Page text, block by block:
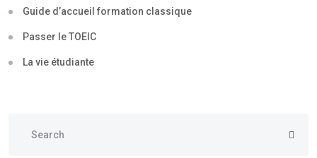
Guide d’accueil formation classique
Passer le TOEIC
La vie étudiante